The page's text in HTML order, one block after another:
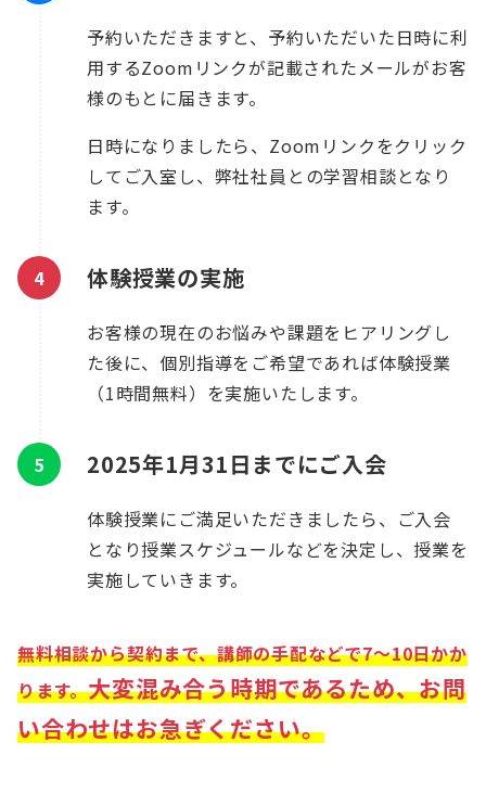
予約いただきますと、予約いただいた日時に利
用するZoomリンクが記載されたメールがお客
様のもとに届きます。
日時になりましたら、Zoomリンクをクリック
してご入室し、弊社社員との学習相談となり
ます。
体験授業の実施
お客様の現在のお悩みや課題をヒアリングし
た後に、個別指導をご希望であれば体験授業
（1時間無料）を実施いたします。
2025年1月31日 までにご入会
体験授業にご満足いただきましたら、ご入会
となり授業スケジュールなどを決定し、授業を
実施していきます。
無料相談から契約まで、講師の手配などで7〜10日かか
ります。大変混み合う時期であるため、お問
い合わせはお急ぎください。